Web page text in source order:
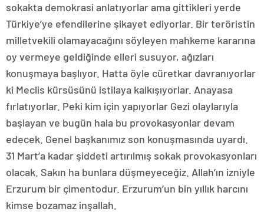
sokakta demokrasi anlatıyorlar ama gittikleri yerde
Türkiye’ye efendilerine şikayet ediyorlar. Bir teröristin
milletvekili olamayacağını söyleyen mahkeme kararına
oy vermeye geldiğinde elleri susuyor, ağızları
konuşmaya başlıyor. Hatta öyle cüretkar davranıyorlar
ki Meclis kürsüsünü istilaya kalkışıyorlar. Anayasa
fırlatıyorlar. Peki kim için yapıyorlar Gezi olaylarıyla
başlayan ve bugün hala bu provokasyonlar devam
edecek. Genel başkanımız son konuşmasında uyardı.
31 Mart’a kadar şiddeti artırılmış sokak provokasyonları
olacak. Sakın ha bunlara düşmeyeceğiz. Allah’ın izniyle
Erzurum bir çimentodur. Erzurum’un bin yıllık harcını
kimse bozamaz inşallah.